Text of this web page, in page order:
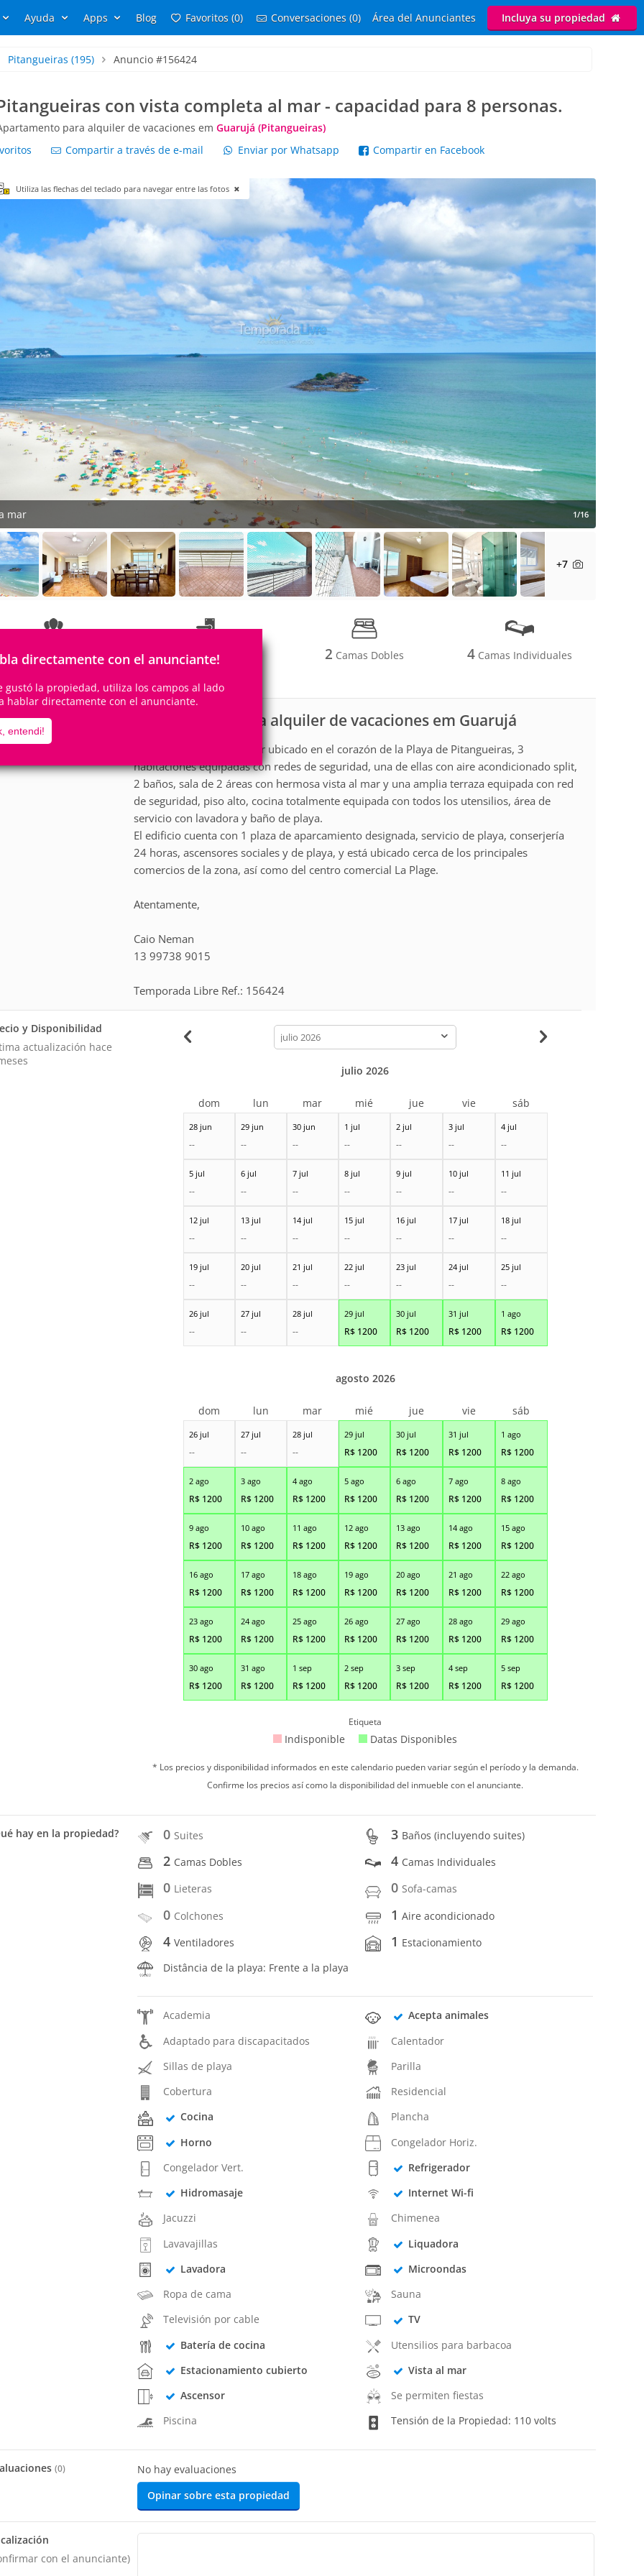
Ayuda Apps Blog Favoritos (0) Conversaciones (0) Área del Anunciantes Incluya su propiedad
Pitangueiras (195) Anuncio #156424
con vista completa al mar - capacidad para 8 personas.
para alquiler de vacaciones em Guarujá (Pitangueiras)
Compartir a través de e-mail Enviar por Whatsapp Compartir en Facebook
directamente con el anunciante!
gustó la propiedad, utiliza los campos al lado
hablar directamente con el anunciante.
entendi!
Utiliza las flechas del teclado para navegar entre las fotos
mar 1/16
+7
8Personas 3Cuartos 2 Camas Dobles 4Camas Individuales
Apartamento para alquiler de vacaciones em Guarujá
Apartamento frente al mar ubicado en el corazón de la Playa de Pitangueiras, 3
habitaciones equipadas con redes de seguridad, una de ellas con aire acondicionado split,
2 baños, sala de 2 áreas con hermosa vista al mar y una amplia terraza equipada con red
de seguridad, piso alto, cocina totalmente equipada con todos los utensilios, área de
servicio con lavadora y baño de playa.
El edificio cuenta con 1 plaza de aparcamiento designada, servicio de playa, conserjería
24 horas, ascensores sociales y de playa, y está ubicado cerca de los principales
comercios de la zona, así como del centro comercial La Plage.
Atentamente,
Caio Neman
13 99738 9015
Temporada Libre Ref.: 156424
y Disponibilidad
actualización hace
calendar-
month
28 jun
--
29 jun
--
30 jun
--
1 jul
--
2 jul
--
3 jul
--
4 jul
--
5 jul
--
6 jul
--
7 jul
--
8 jul
--
9 jul
--
10 jul
--
11 jul
--
12 jul
--
13 jul
--
14 jul
--
15 jul
--
16 jul
--
17 jul
--
18 jul
--
19 jul
--
20 jul
--
21 jul
--
22 jul
--
23 jul
--
24 jul
--
25 jul
--
26 jul
--
27 jul
--
28 jul
--
29 jul
R$ 1200
30 jul
R$ 1200
31 jul
R$ 1200
1 ago
R$ 1200
julio 2026
dom lun mar mié jue vie sáb
26 jul
--
27 jul
--
28 jul
--
29 jul
R$ 1200
30 jul
R$ 1200
31 jul
R$ 1200
1 ago
R$ 1200
2 ago
R$ 1200
3 ago
R$ 1200
4 ago
R$ 1200
5 ago
R$ 1200
6 ago
R$ 1200
7 ago
R$ 1200
8 ago
R$ 1200
9 ago
R$ 1200
10 ago
R$ 1200
11 ago
R$ 1200
12 ago
R$ 1200
13 ago
R$ 1200
14 ago
R$ 1200
15 ago
R$ 1200
16 ago
R$ 1200
17 ago
R$ 1200
18 ago
R$ 1200
19 ago
R$ 1200
20 ago
R$ 1200
21 ago
R$ 1200
22 ago
R$ 1200
23 ago
R$ 1200
24 ago
R$ 1200
25 ago
R$ 1200
26 ago
R$ 1200
27 ago
R$ 1200
28 ago
R$ 1200
29 ago
R$ 1200
30 ago
R$ 1200
31 ago
R$ 1200
1 sep
R$ 1200
2 sep
R$ 1200
3 sep
R$ 1200
4 sep
R$ 1200
5 sep
R$ 1200
agosto 2026
dom lun mar mié jue vie sáb
Etiqueta
Indisponible Datas Disponibles
* Los precios y disponibilidad informados en este calendario pueden variar según el período y la demanda.
Confirme los precios así como la disponibilidad del inmueble con el anunciante.
hay en la propiedad? 0 Suites 3 Baños (incluyendo suites)
2 Camas Dobles 4 Camas Individuales
0 Lieteras 0 Sofa-camas
0 Colchones 1Aire acondicionado
4Ventiladores 1 Estacionamiento
Distância de la playa: Frente a la playa
Academia
Acepta animales
Adaptado para discapacitados
Calentador
Sillas de playa
Parilla
Cobertura
Residencial
Cocina
Plancha
Horno
Congelador Horiz.
Congelador Vert.
Refrigerador
Hidromasaje
Internet Wi-fi
Jacuzzi
Chimenea
Lavavajillas
Liquadora
Lavadora
Microondas
Ropa de cama
Sauna
Televisión por cable
TV
Batería de cocina
Utensilios para barbacoa
Estacionamiento cubierto
Vista al mar
Ascensor
Se permiten fiestas
Piscina
Tensión de la Propiedad: 110 volts
(0)
No hay evaluaciones
Opinar sobre esta propiedad
con el anunciante)